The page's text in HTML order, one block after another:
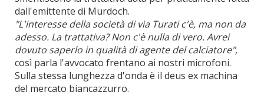
dall'emittente di Murdoch.
"L'interesse della società di via Turati c'è, ma non da
adesso. La trattativa? Non c'è nulla di vero. Avrei
dovuto saperlo in qualità di agente del calciatore",
così parla l'avvocato frentano ai nostri microfoni.
Sulla stessa lunghezza d'onda è il deus ex machina
del mercato biancazzurro.